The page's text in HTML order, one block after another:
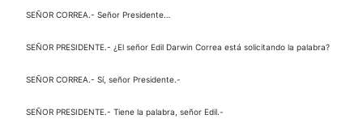
SEÑOR CORREA.- Señor Presidente…
SEÑOR PRESIDENTE.- ¿El señor Edil Darwin Correa está solicitando la palabra?
SEÑOR CORREA.- Sí, señor Presidente.-
SEÑOR PRESIDENTE.- Tiene la palabra, señor Edil.-